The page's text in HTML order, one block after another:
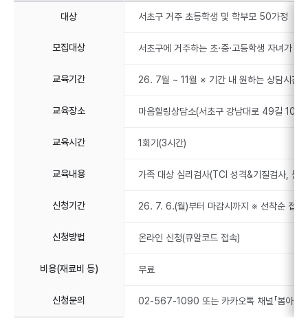
대상 서초구 거주 초등학생 및 학부모 50가정
모집대상 서초구에 거주하는 초·중·고등학생 자녀가
교육기간 26. 7월 ~ 11월 ※ 기간 내 원하는 상담시간
교육장소 마음힐링상담소(서초구 강남대로 49길 10)
교육시간 1회기(3시간)
교육내용 가족 대상 심리검사(TCI 성격&기질검사, 문
신청기간 26. 7. 6.(월)부터 마감시까지 ※ 선착순 접수
신청방법 온라인 신청(큐알코드 접속)
비용(재료비 등) 무료
신청문의 02-567-1090 또는 카카오톡 채널「봄아동청